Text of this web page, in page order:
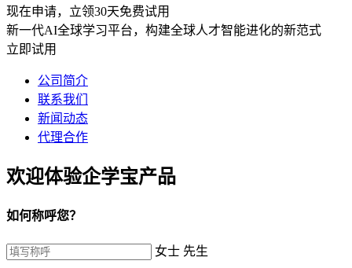
现在申请，立领30天免费试用
新一代AI全球学习平台，构建全球人才智能进化的新范式
立即试用
公司简介
联系我们
新闻动态
代理合作
欢迎体验企学宝产品
如何称呼您？
女士 先生